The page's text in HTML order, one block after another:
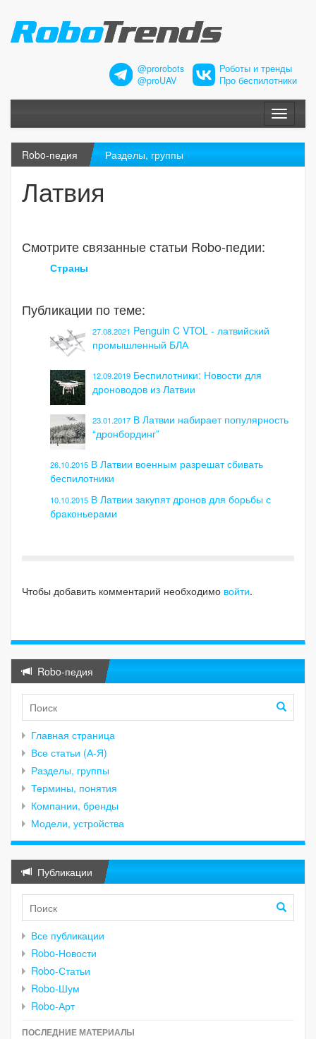
@prorobots
@proUAV
Роботы и тренды
Про беспилотники
Меню
Robo-педия Разделы, группы
Латвия
Смотрите связанные статьи Robo-педии:
Страны
Публикации по теме:
27.08.2021 Penguin C VTOL - латвийский
промышленный БЛА
12.09.2019 Беспилотники: Новости для
дроноводов из Латвии
23.01.2017 В Латвии набирает популярность
“дронбординг”
26.10.2015 В Латвии военным разрешат сбивать
беспилотники
10.10.2015 В Латвии закупят дронов для борьбы с
браконьерами
Чтобы добавить комментарий необходимо войти.
Robo-педия
Главная страница
Все статьи (А-Я)
Разделы, группы
Термины, понятия
Компании, бренды
Модели, устройства
Публикации
Все публикации
Robo-Новости
Robo-Статьи
Robo-Шум
Robo-Арт
ПОСЛЕДНИЕ МАТЕРИАЛЫ